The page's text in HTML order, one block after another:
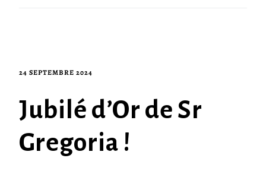
24 SEPTEMBRE 2024
Jubilé d’Or de Sr
Gregoria !